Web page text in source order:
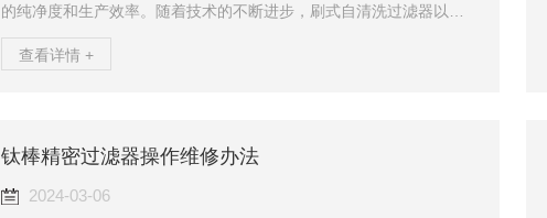
的纯净度和生产效率。随着技术的不断进步，刷式自清洗过滤器以其
理刷式自清洗过滤器通过内置的旋转刷和排污阀，实现了自动化过滤
渐增多，影响过滤效果。此时，控制系统会自动启动清洗程序，旋转
查看详情 +
钛棒精密过滤器操作维修办法
2024-03-06